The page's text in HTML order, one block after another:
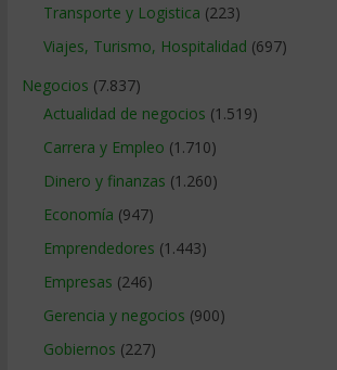
Transporte y Logistica (223)
Viajes, Turismo, Hospitalidad (697)
Negocios (7.837)
Actualidad de negocios (1.519)
Carrera y Empleo (1.710)
Dinero y finanzas (1.260)
Economía (947)
Emprendedores (1.443)
Empresas (246)
Gerencia y negocios (900)
Gobiernos (227)